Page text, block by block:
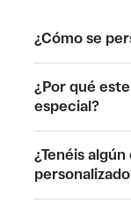
¿Cómo se
¿Por qué
especial?
¿Tenéis